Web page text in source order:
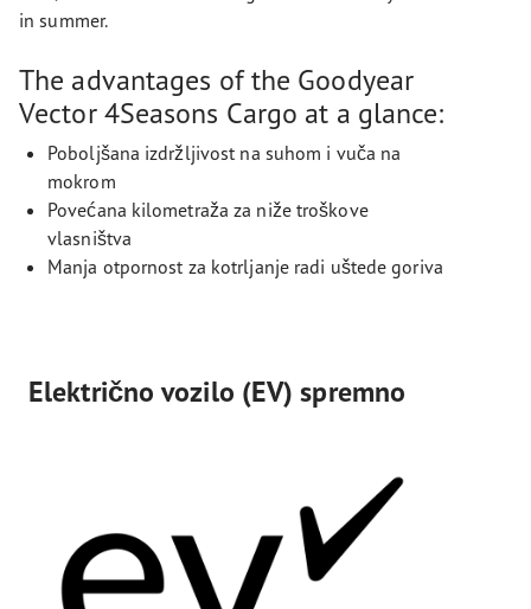
in summer.
The advantages of the Goodyear
Vector 4Seasons Cargo at a glance:
Poboljšana izdržljivost na suhom i vuča na
mokrom
Povećana kilometraža za niže troškove
vlasništva
Manja otpornost za kotrljanje radi uštede goriva
Električno vozilo (EV) spremno